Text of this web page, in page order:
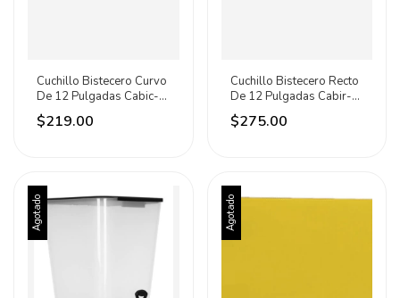
Cuchillo Bistecero Curvo
De 12 Pulgadas Cabic-
12r Caledonia Rojo
$219.00
Cuchillo Bistecero Recto
De 12 Pulgadas Cabir-
12r Caledonia Rojo
$275.00
Agotado Agotado